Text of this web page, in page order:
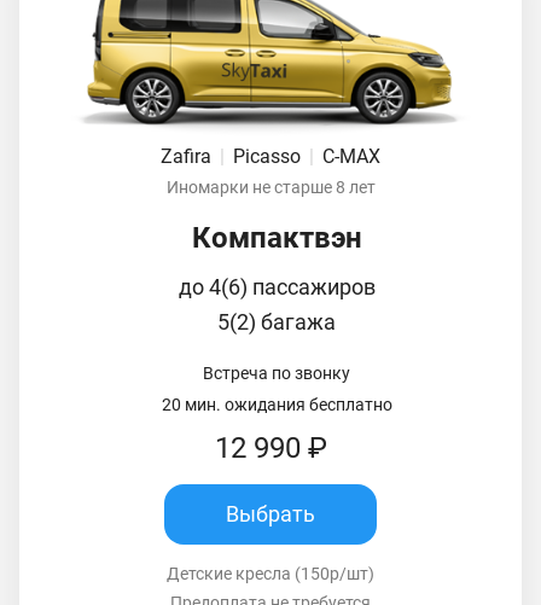
Zafira | Picasso | C-MAX
Иномарки не старше 8 лет
Компактвэн
до 4(6) пассажиров
5(2) багажа
Встреча по звонку
20 мин. ожидания бесплатно
12 990 ₽
Выбрать
Детские кресла (150р/шт)